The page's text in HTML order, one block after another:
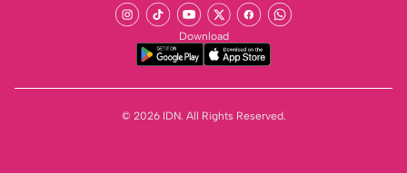
Download
© 2026 IDN. All Rights Reserved.